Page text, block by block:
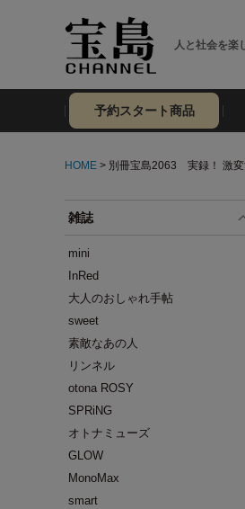
人と社会を楽
予約スタート商品
HOME > 別冊宝島2063 実録！ 激変
雑誌
mini
InRed
大人のおしゃれ手帖
sweet
素敵なあの人
リンネル
otona ROSY
SPRiNG
オトナミューズ
GLOW
MonoMax
smart